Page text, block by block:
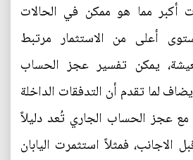
أكبر مما هو ممكن في الحالات
أعلى من الاستثمار مرتبط
يمكن تفسير عجز الحساب
لما تقدم أن التدفقات الداخلة
مع عجز الحساب الجاري تُعد دليلاً
فمثلاً استثمرت اليابان